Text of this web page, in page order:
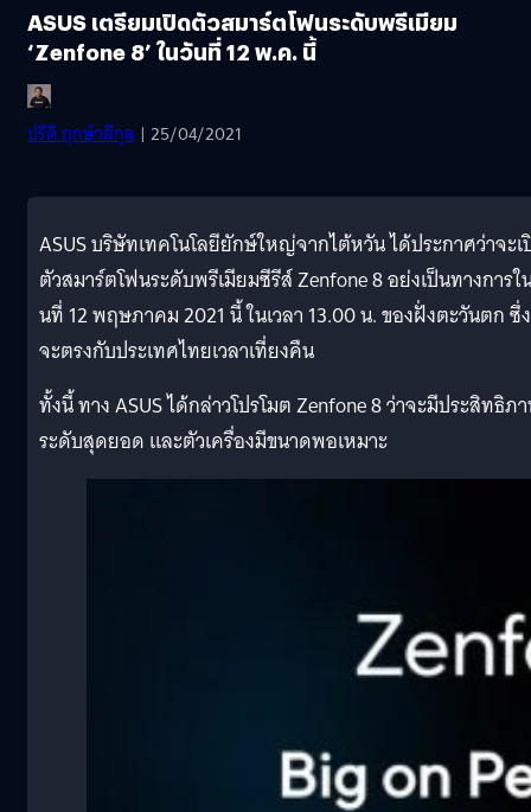
ASUS เตรียมเปิดตัวสมาร์ตโฟนระดับพรีเมียม
‘Zenfone 8’ ในวันที่ 12 พ.ค. นี้
ปรีดี ฤกษ์วลีกุล | 25/04/2021
ASUS บริษัทเทคโนโลยียักษ์ใหญ่จากไต้หวัน ได้ประกาศว่าจะ
ตัวสมาร์ตโฟนระดับพรีเมียมซีรีส์ Zenfone 8 อย่งเป็นทางการใ
นที่ 12 พฤษภาคม 2021 นี้ ในเวลา 13.00 น. ของฝั่งตะวันตก ซึ่ง
จะตรงกับประเทศไทยเวลาเที่ยงคืน
ทั้งนี้ ทาง ASUS ได้กล่าวโปรโมต Zenfone 8 ว่าจะมีประสิทธิภ
ระดับสุดยอด และตัวเครื่องมีขนาดพอเหมาะ